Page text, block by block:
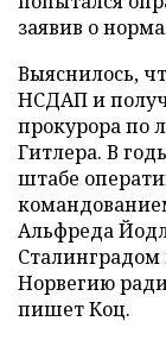
заявив о
Выяснилось,
НСДАП и
прокурора по
Гитлера. В
штабе
Альфреда
Сталинградом
Норвегию
пишет Коц.